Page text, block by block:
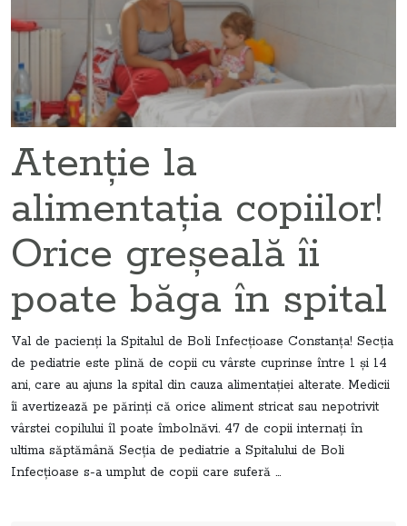
Atenţie la
alimentaţia copiilor!
Orice greşeală îi
poate băga în spital
Val de pacienţi la Spitalul de Boli Infecţioase Constanţa! Secţia
de pediatrie este plină de copii cu vârste cuprinse între 1 şi 14
ani, care au ajuns la spital din cauza alimentaţiei alterate. Medicii
îi avertizează pe părinţi că orice aliment stricat sau nepotrivit
vârstei copilului îl poate îmbolnăvi. 47 de copii internaţi în
ultima săptămână Secţia de pediatrie a Spitalului de Boli
Infecţioase s-a umplut de copii care suferă ...